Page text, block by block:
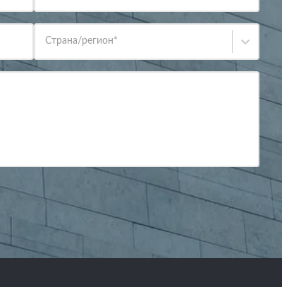
Страна/регион*